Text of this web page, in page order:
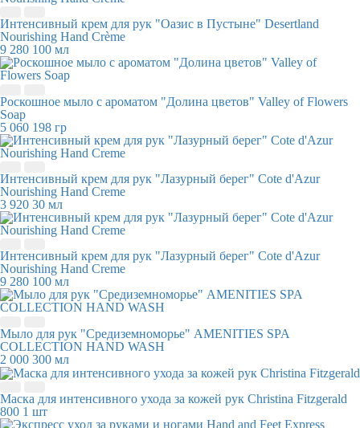
Интенсивный крем для рук "Оазис в Пустыне" Desertland
Nourishing Hand Crème
9 280 100 мл
Роскошное мыло с ароматом "Долина цветов" Valley of Flowers
Soap
5 060 198 гр
Интенсивный крем для рук "Лазурный берег" Cote d'Azur
Nourishing Hand Creme
3 920 30 мл
Интенсивный крем для рук "Лазурный берег" Cote d'Azur
Nourishing Hand Creme
9 280 100 мл
Мыло для рук "Средиземноморье" AMENITIES SPA
COLLECTION HAND WASH
2 000 300 мл
Маска для интенсивного ухода за кожей рук Christina Fitzgerald
800 1 шт